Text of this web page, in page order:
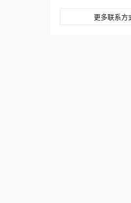
更多联系方